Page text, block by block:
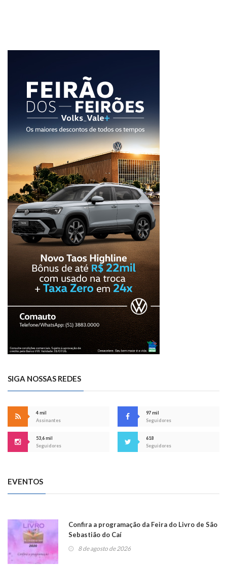
SIGA NOSSAS REDES
4 mil
Assinantes
97 mil
Seguidores
53,6 mil
Seguidores
618
Seguidores
EVENTOS
Confira a programação da Feira do Livro de São
Sebastião do Caí
8 de agosto de 2026